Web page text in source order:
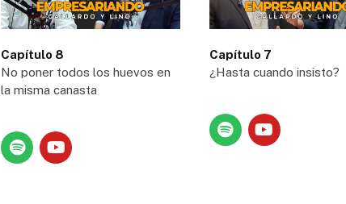
Capítulo 8
No poner todos los huevos en
la misma canasta
Capítulo 7
¿Hasta cuando insisto?